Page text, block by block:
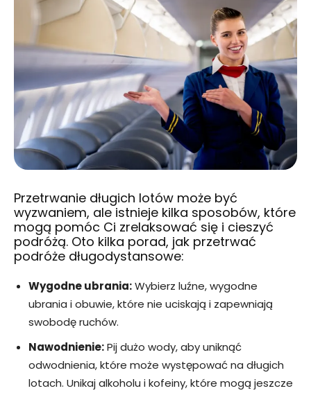
Przetrwanie długich lotów może być
wyzwaniem, ale istnieje kilka sposobów, które
mogą pomóc Ci zrelaksować się i cieszyć
podróżą. Oto kilka porad, jak przetrwać
podróże długodystansowe:
Wygodne ubrania:Wybierz luźne, wygodne
ubrania i obuwie, które nie uciskają i zapewniają
swobodę ruchów.
Nawodnienie:Pij dużo wody, aby uniknąć
odwodnienia, które może występować na długich
lotach. Unikaj alkoholu i kofeiny, które mogą jeszcze